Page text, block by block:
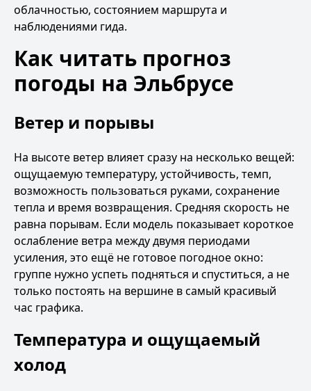
облачностью, состоянием маршрута и
наблюдениями гида.
Как читать прогноз
погоды на Эльбрусе
Ветер и порывы
На высоте ветер влияет сразу на несколько вещей:
ощущаемую температуру, устойчивость, темп,
возможность пользоваться руками, сохранение
тепла и время возвращения. Средняя скорость не
равна порывам. Если модель показывает короткое
ослабление ветра между двумя периодами
усиления, это ещё не готовое погодное окно:
группе нужно успеть подняться и спуститься, а не
только постоять на вершине в самый красивый
час графика.
Температура и ощущаемый
холод